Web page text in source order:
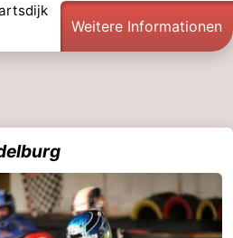
Weitere Informationen